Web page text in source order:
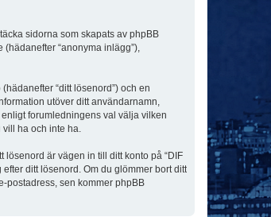
sidorna som skapats av phpBB
“anonyma inlägg”),
“ditt lösenord”) och en
utöver ditt användarnamn,
forumledningens val välja vilken
vill ha och inte ha.
är vägen in till ditt konto på “DIF
ditt lösenord. Om du glömmer bort ditt
postadress, sen kommer phpBB